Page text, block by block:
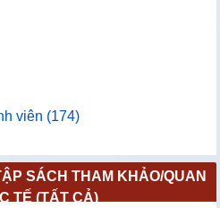
viên (174)
SÁCH THAM KHẢO/QUAN
TẾ (TẤT CẢ)